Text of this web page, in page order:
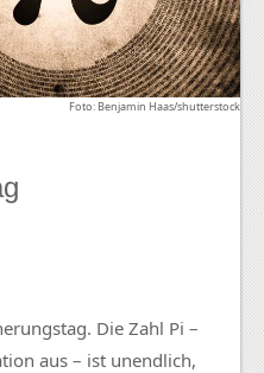
Foto: Benjamin Haas/shutterstock
Die Zahl Pi –
aus – ist unendlich,